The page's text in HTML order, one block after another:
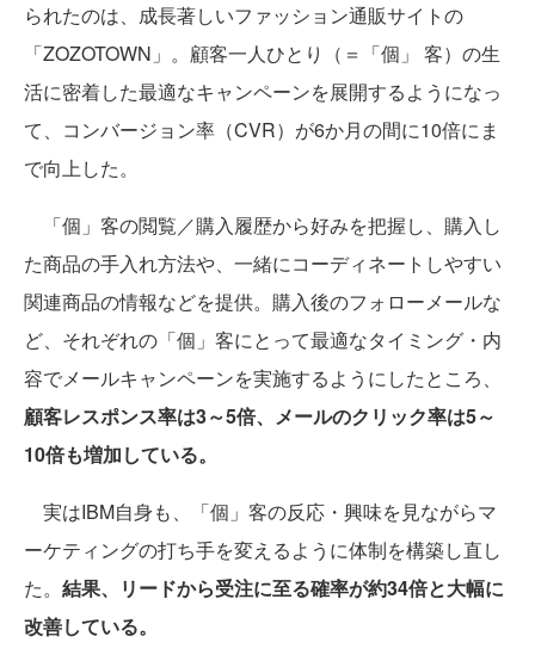
られたのは、成長著しいファッション通販サイトの
「ZOZOTOWN」。顧客一人ひとり（＝「個」 客）の生
活に密着した最適なキャンペーンを展開するようになっ
て、コンバージョン率（CVR）が6か月の間に10倍にま
で向上した。
「個」客の閲覧／購入履歴から好みを把握し、購入し
た商品の手入れ方法や、一緒にコーディネートしやすい
関連商品の情報などを提供。購入後のフォローメールな
ど、それぞれの「個」客にとって最適なタイミング・内
容でメールキャンペーンを実施するようにしたところ、
顧客レスポンス率は3～5倍、メールのクリック率は5～
10倍も増加している。
実はIBM自身も、「個」客の反応・興味を見ながらマ
ーケティングの打ち手を変えるように体制を構築し直し
た。 結果、リードから受注に至る確率が約34倍と大幅に
改善している。